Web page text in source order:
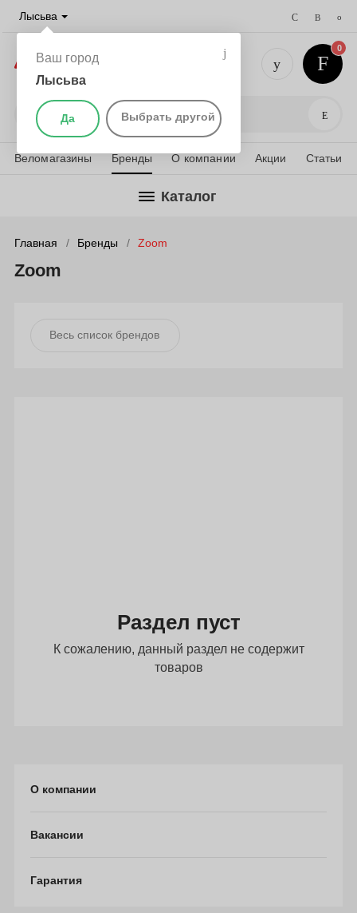
Лысьва
Ваш город
Лысьва
Да Выбрать другой Поиск
+7 (901)
0
Веломагазины Бренды О компании Акции Статьи
Каталог
Главная Бренды Zoom
Zoom
Весь список брендов
Раздел пуст
К сожалению, данный раздел не содержит
товаров
О компании
Вакансии
Гарантия